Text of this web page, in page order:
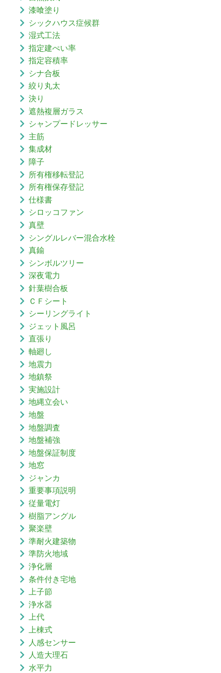
漆喰塗り
シックハウス症候群
湿式工法
指定建ぺい率
指定容積率
シナ合板
絞り丸太
決り
遮熱複層ガラス
シャンプードレッサー
主筋
集成材
障子
所有権移転登記
所有権保存登記
仕様書
シロッコファン
真壁
シングルレバー混合水栓
真鍮
シンボルツリー
深夜電力
針葉樹合板
ＣＦシート
シーリングライト
ジェット風呂
直張り
軸廻し
地震力
地鎮祭
実施設計
地縄立会い
地盤
地盤調査
地盤補強
地盤保証制度
地窓
ジャンカ
重要事項説明
従量電灯
樹脂アングル
聚楽壁
準耐火建築物
準防火地域
浄化層
条件付き宅地
上子節
浄水器
上代
上棟式
人感センサー
人造大理石
水平力